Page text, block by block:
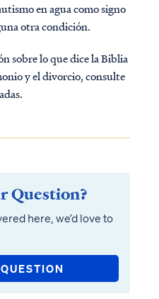
en agua como signo
otra condición.
sobre lo que dice la Biblia
y el divorcio, consulte
Question?
here, we’d love to